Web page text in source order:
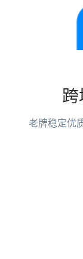
老牌稳定优